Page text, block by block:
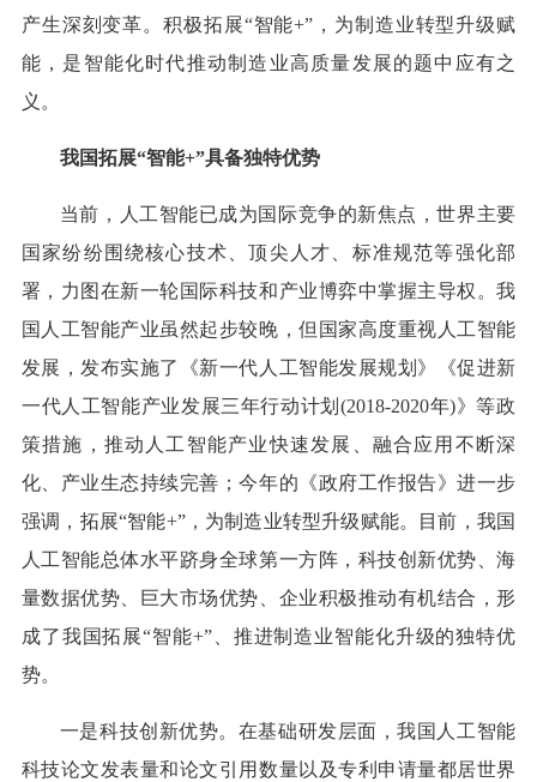
产生深刻变革。积极拓展“智能+”，为制造业转型升级赋
能，是智能化时代推动制造业高质量发展的题中应有之
义。
我国拓展“智能+”具备独特优势
当前，人工智能已成为国际竞争的新焦点，世界主要
国家纷纷围绕核心技术、顶尖人才、标准规范等强化部
署，力图在新一轮国际科技和产业博弈中掌握主导权。我
国人工智能产业虽然起步较晚，但国家高度重视人工智能
发展，发布实施了《新一代人工智能发展规划》《促进新
一代人工智能产业发展三年行动计划(2018-2020年)》等政
策措施，推动人工智能产业快速发展、融合应用不断深
化、产业生态持续完善；今年的《政府工作报告》进一步
强调，拓展“智能+”，为制造业转型升级赋能。目前，我国
人工智能总体水平跻身全球第一方阵，科技创新优势、海
量数据优势、巨大市场优势、企业积极推动有机结合，形
成了我国拓展“智能+”、推进制造业智能化升级的独特优
势。
一是科技创新优势。在基础研发层面，我国人工智能
科技论文发表量和论文引用数量以及专利申请量都居世界